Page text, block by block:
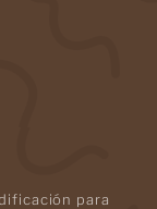
para